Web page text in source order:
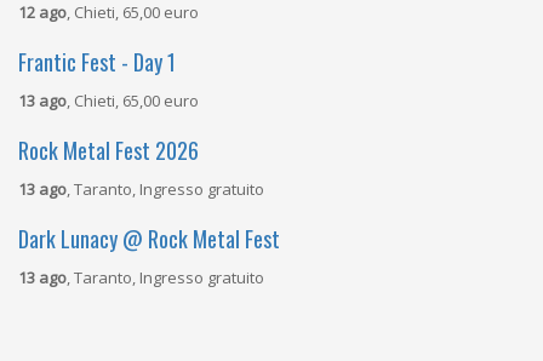
12 ago, Chieti, 65,00 euro
Frantic Fest - Day 1
13 ago, Chieti, 65,00 euro
Rock Metal Fest 2026
13 ago, Taranto, Ingresso gratuito
Dark Lunacy @ Rock Metal Fest
13 ago, Taranto, Ingresso gratuito